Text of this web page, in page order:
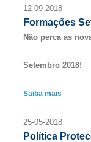
12-09-2018
Formações
Não perca as
Setembro 2018!
Saiba mais
25-05-2018
Política